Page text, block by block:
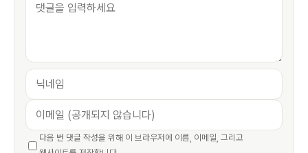
다음 번 댓글 작성을 위해 이 브라우저에 이름, 이메일, 그리고